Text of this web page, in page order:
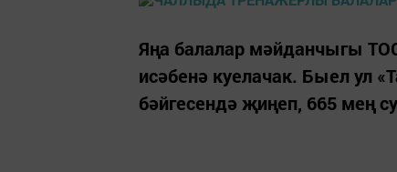
Яңа балалар мәйданчыгы
исәбенә куелачак. Быел ул
бәйгесендә җиңеп, 665 мең